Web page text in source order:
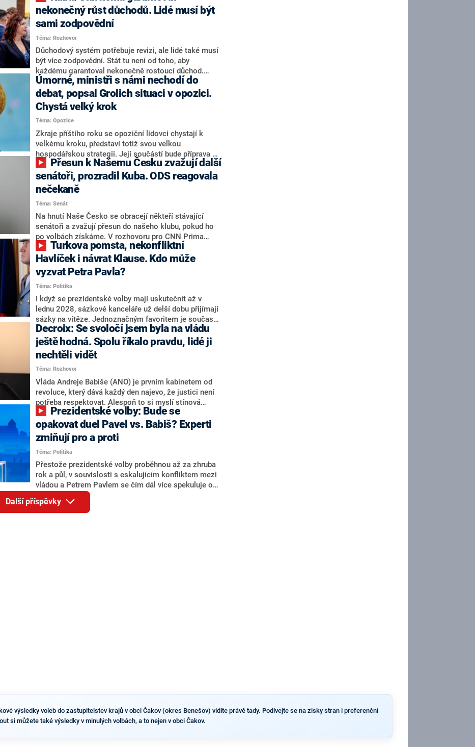
nekonečný růst důchodů. Lidé musí být
sami zodpovědní
Téma: Rozhovor
Důchodový systém potřebuje revizi, ale lidé také musí
být více zodpovědní. Stát tu není od toho, aby
každému garantoval nekonečně rostoucí důchod.
Chybí tu nový systém a my ho představíme,řekl
hejtman Jihočeského kraje a předseda hnutí Naše
Česko Martin Kuba v rozhovoru pro CNN Prima NEWS.
V čele státu pak podle něj nemůže být člověk, který by
střetem zájmů omezoval čerpání financí a rozvoj,
dodal. Řešení u Andreje Babiše ale hodnotit nechtěl.
Úmorné, ministři s námi nechodí do
debat, popsal Grolich situaci v opozici.
Chystá velký krok
Téma: Opozice
Zkraje příštího roku se opoziční lidovci chystají k
velkému kroku, představí totiž svou velkou
hospodářskou strategii. Její součástí bude příprava na
stárnutí populace, řekl ve středu na setkání s novináři
nový předseda lidovců Jan Grolich. Ten zároveň v
senátních volbách kandiduje ve Vyškově. Popsal i
aktivitu opozice, o níž vládní strany nebo političtí
komentátoři mluví jako o slabé a v defenzivě. „Je to
úmorná práce upozorňovat na chyby vlády. Ministři s
námi navíc nechodí do debat. Chceme ale ukazovat
svoje témata,“ odpověděl Grolich na dotaz CNN Prima
NEWS.
senátoři, prozradil Kuba. ODS reagovala
nečekaně
Téma: Senát
Na hnutí Naše Česko se obracejí někteří stávající
senátoři a zvažují přesun do našeho klubu, pokud ho
po volbách získáme. V rozhovoru pro CNN Prima
NEWS to řekl zakladatel hnutí a jihočeský hejtman
Martin Kuba. Konkrétní nebyl, ale získat by takto mohl
například senátora Zdeňka Hrabu, který je dnes
součástí klubu ODS a TOP 09. Hraba to na dotaz
redakce nevyloučil. Předseda klubu senátorů ODS
Zdeněk Nytra redakci řekl, že počítá s odchodem
některých senátorů z klubu a že Naše Česko není
nepřítel, ale soupeř.
Havlíček i návrat Klause. Kdo může
vyzvat Petra Pavla?
Téma: Politika
I když se prezidentské volby mají uskutečnit až v
lednu 2028, sázkové kanceláře už delší dobu přijímají
sázky na vítěze. Jednoznačným favoritem je současná
hlava státu Petr Pavel. Daleko za ním pak bookmakeři
zmiňují dva výrazné politiky ANO, tedy premiéra
Andreje Babiše a ministra průmyslu Karla Havlíčka.
Oblíbeným tipem samotných sázkařů je poslanec za
Motoristy Filip Turek. Politolog Jan Kubáček nicméně
o případné kandidatuře kohokoliv ze zmíněné trojice
značně pochybuje. Podle něj současná koalice dosud
nemá osobu, která by Pavlovi mohla konkurovat.
Decroix: Se svoločí jsem byla na vládu
ještě hodná. Spolu říkalo pravdu, lidé ji
nechtěli vidět
Téma: Rozhovor
Vláda Andreje Babiše (ANO) je prvním kabinetem od
revoluce, který dává každý den najevo, že justici není
potřeba respektovat. Alespoň to si myslí stínová
ministryně spravedlnosti ODS Eva Decroix. V
rozhovoru pro CNN Prima NEWS si nebrala servítky
ohledně politického výkonu svého nástupce Jeronýma
Tejce (za ANO) či vládní zmocněnkyně pro lidská
práva Taťány Malé (ANO). Označením „svoloč“ na
adresu vlády prý byla ještě hodná. Decroix se také
vrátila k volební porážce koalice Spolu či promluvila o
hnutí Naše Česko Martina Kuby.
opakovat duel Pavel vs. Babiš? Experti
zmiňují pro a proti
Téma: Politika
Přestože prezidentské volby proběhnou až za zhruba
rok a půl, v souvislosti s eskalujícím konfliktem mezi
vládou a Petrem Pavlem se čím dál více spekuluje o
tom, koho by do bitvy o Hrad mohla vyslat současná
koalice. Někteří političtí komentátoři znovu vytahují
jméno premiéra Andreje Babiše (ANO). Jak moc je
Další příspěvky
výsledky voleb do zastupitelstev krajů v obci Čakov (okres Benešov) vidíte právě tady. Podívejte se na zisky stran i preferenční
si můžete také výsledky v minulých volbách, a to nejen v obci Čakov.